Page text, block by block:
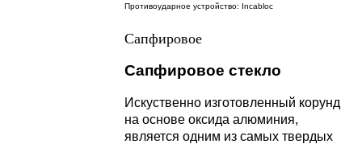
Противоударное устройство: Incabloc
Сапфировое
Сапфировое стекло
Искуственно изготовленный корунд
на основе оксида алюминия,
является одним из самых твердых